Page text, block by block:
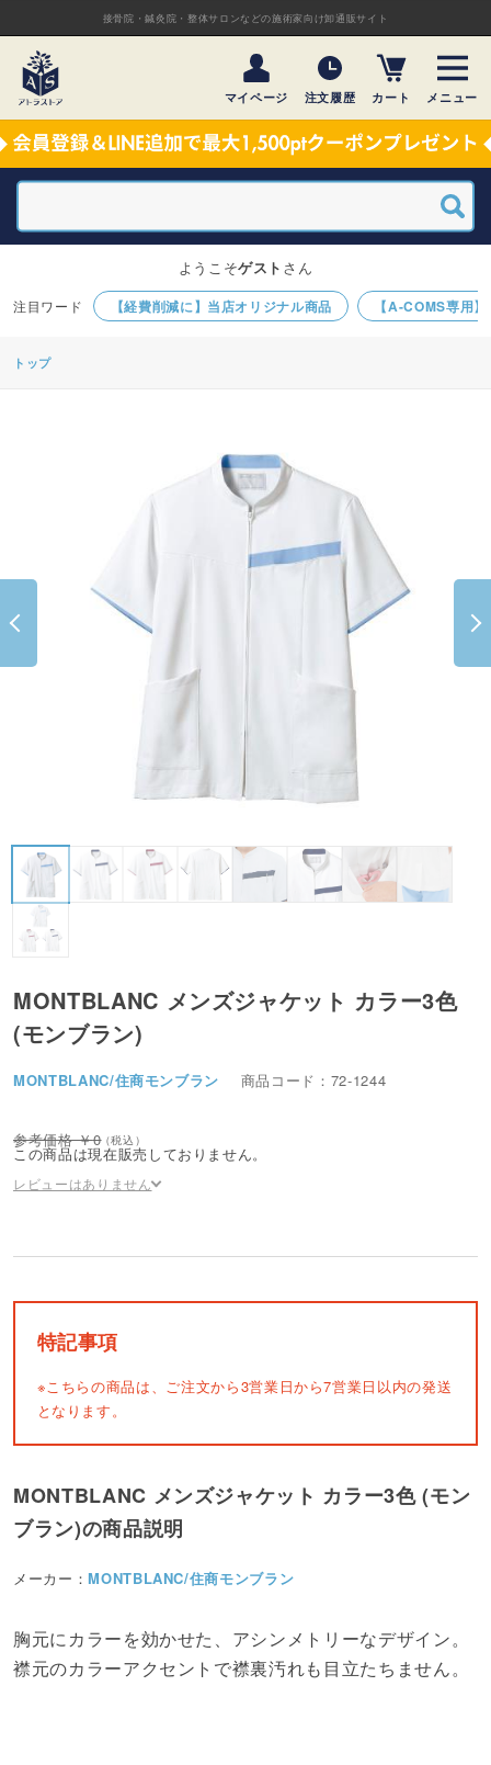
接骨院・鍼灸院・整体サロンなどの施術家向け卸通販サイト
マイページ 注文履歴 カート メニュー
【経費削減に】当店オリジナル商品 【A-COMS専用
ようこそゲスト さん
トップ
MONTBLANC メンズジャケット カラー3色
(モンブラン)
MONTBLANC/住商モンブラン 商品コード：72-1244
0
この商品は現在販売しておりません。
レビューはありません
特記事項
※こちらの商品は、ご注文から3営業日から7営業日以内の発送
となります。
MONTBLANC メンズジャケット カラー3色 (モン
ブラン)の商品説明
メーカー：MONTBLANC/住商モンブラン
胸元にカラーを効かせた、アシンメトリーなデザイン。
襟元のカラーアクセントで襟裏汚れも目立たちません。